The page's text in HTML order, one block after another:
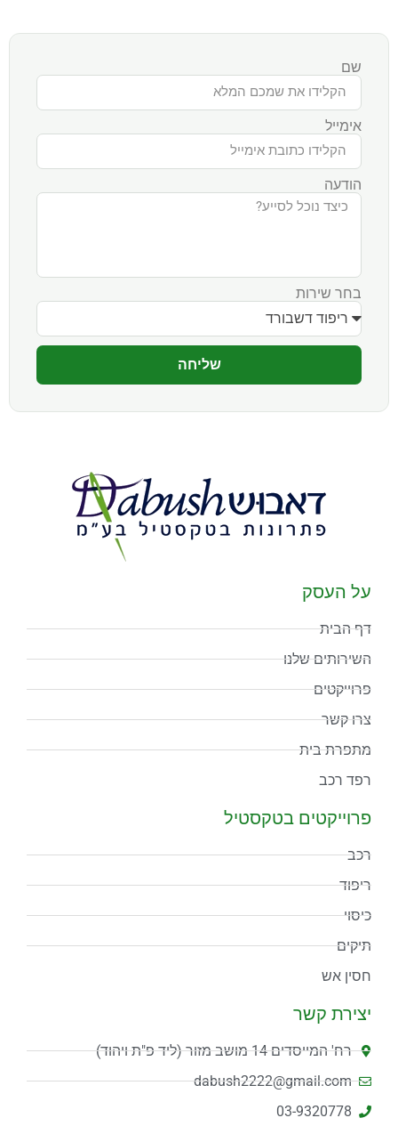
שם
אימייל
הודעה
בחר שירות
שליחה
על העסק
דף הבית
השירותים שלנו
פרוייקטים
צרו קשר
מתפרת בית
רפד רכב
פרוייקטים בטקסטיל
רכב
ריפוד
כיסוי
תיקים
חסין אש
יצירת קשר
רח' המייסדים 14 מושב מזור (ליד פ"ת ויהוד)
dabush2222@gmail.com
03-9320778